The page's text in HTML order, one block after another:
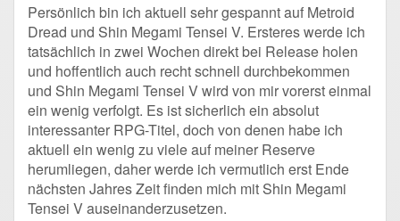
Persönlich bin ich aktuell sehr gespannt auf Metroid
Dread und Shin Megami Tensei V. Ersteres werde ich
tatsächlich in zwei Wochen direkt bei Release holen
und hoffentlich auch recht schnell durchbekommen
und Shin Megami Tensei V wird von mir vorerst einmal
ein wenig verfolgt. Es ist sicherlich ein absolut
interessanter RPG-Titel, doch von denen habe ich
aktuell ein wenig zu viele auf meiner Reserve
herumliegen, daher werde ich vermutlich erst Ende
nächsten Jahres Zeit finden mich mit Shin Megami
Tensei V auseinanderzusetzen.